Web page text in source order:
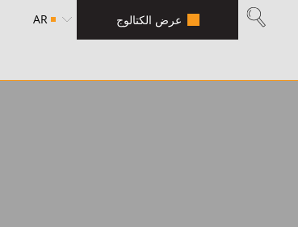
عرض الكتالوج AR